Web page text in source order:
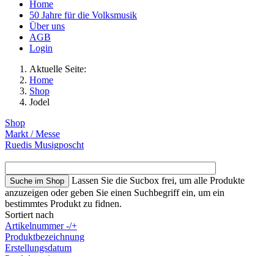
Home
50 Jahre für die Volksmusik
Über uns
AGB
Login
Aktuelle Seite:
Home
Shop
Jodel
Shop
Markt / Messe
Ruedis Musigposcht
Lassen Sie die Sucbox frei, um alle Produkte
anzuzeigen oder geben Sie einen Suchbegriff ein, um ein
bestimmtes Produkt zu fidnen.
Sortiert nach
Artikelnummer -/+
Produktbezeichnung
Erstellungsdatum